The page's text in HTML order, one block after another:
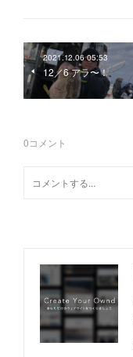
2021.12.06 05:53
12／6 アラ〜！
0コメント